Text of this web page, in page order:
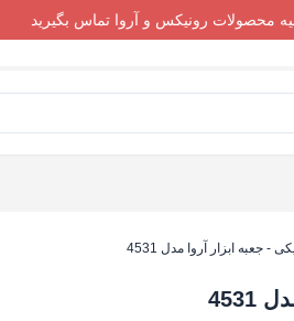
محصولات رونیکس و آروا تماس بگیرید
- جعبه ابزار آروا مدل 4531